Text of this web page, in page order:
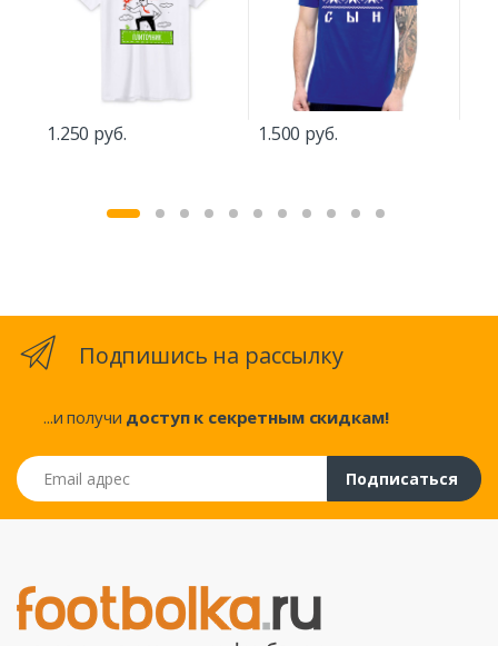
1.250 руб. 1.500 руб.
Подпишись на рассылку
...и получи доступ к секретным скидкам!
Email адрес
Подписаться